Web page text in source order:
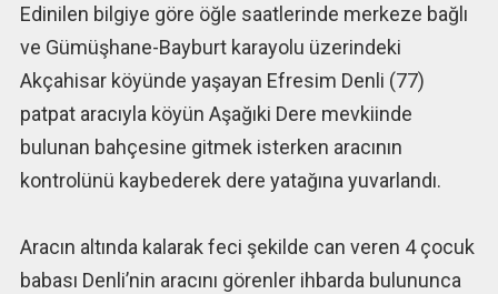
Edinilen bilgiye göre öğle saatlerinde merkeze bağlı
ve Gümüşhane-Bayburt karayolu üzerindeki
Akçahisar köyünde yaşayan Efresim Denli (77)
patpat aracıyla köyün Aşağıki Dere mevkiinde
bulunan bahçesine gitmek isterken aracının
kontrolünü kaybederek dere yatağına yuvarlandı.
Aracın altında kalarak feci şekilde can veren 4 çocuk
babası Denli’nin aracını görenler ihbarda bulununca